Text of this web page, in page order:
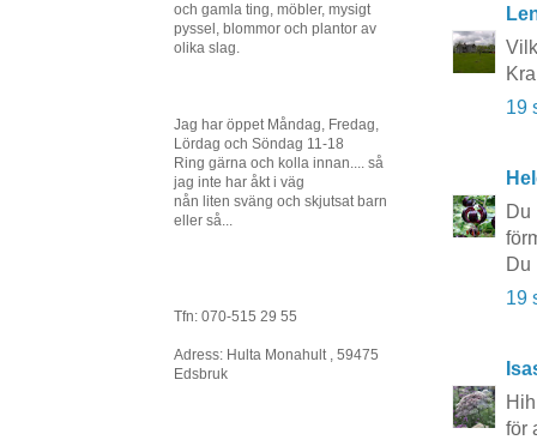
19
Du
Du
19
för
och gamla ting, möbler, mysigt
pyssel, blommor och plantor av
olika slag.
Jag har öppet Måndag, Fredag,
Lördag och Söndag 11-18
Ring gärna och kolla innan.... så
jag inte har åkt i väg
nån liten sväng och skjutsat barn
eller så...
Tfn: 070-515 29 55
Adress: Hulta Monahult , 59475
Edsbruk